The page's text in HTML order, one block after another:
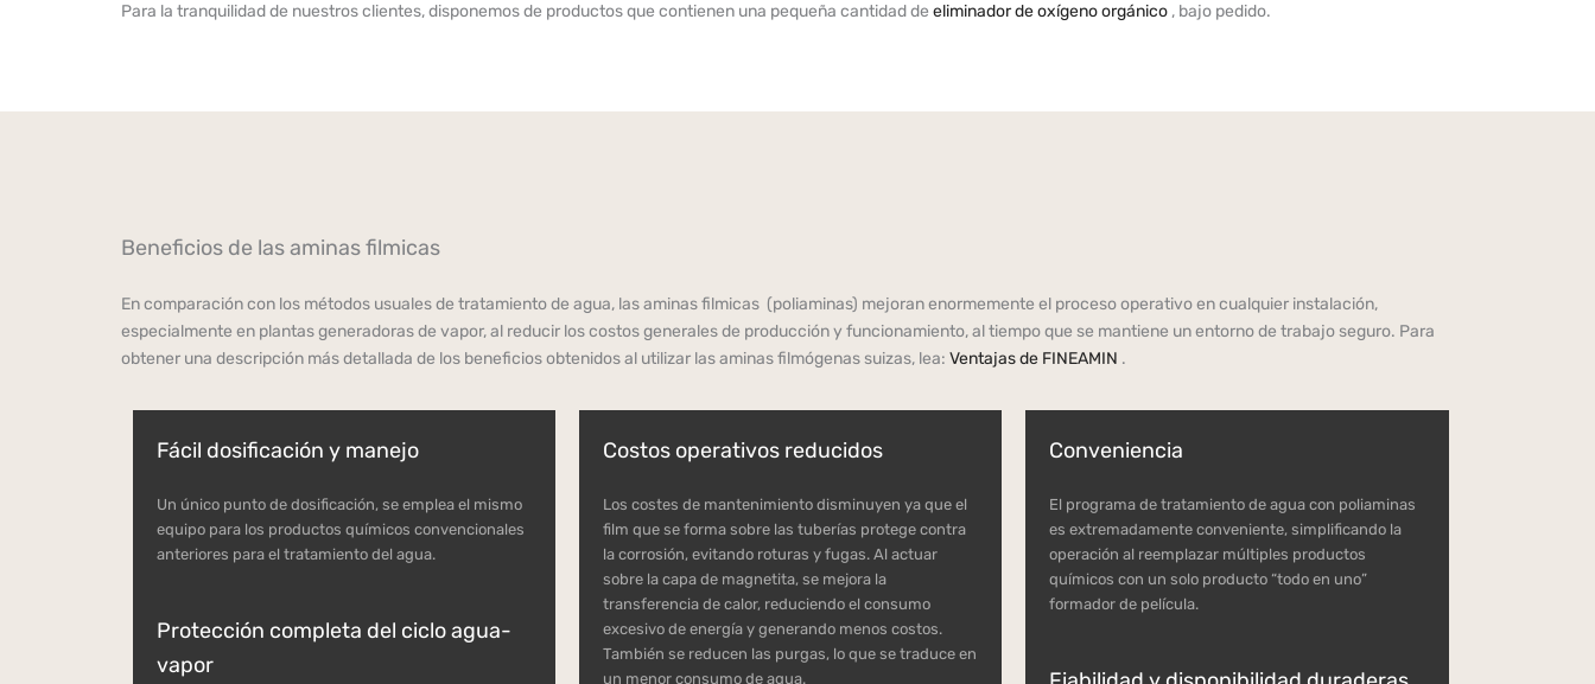
Para la tranquilidad de nuestros clientes, disponemos de productos que contienen una pequeña cantidad de eliminador de oxígeno orgánico , bajo pedido.
Beneficios de las aminas filmicas
En comparación con los métodos usuales de tratamiento de agua, las aminas filmicas (poliaminas) mejoran enormemente el proceso operativo en cualquier instalación,
especialmente en plantas generadoras de vapor, al reducir los costos generales de producción y funcionamiento, al tiempo que se mantiene un entorno de trabajo seguro. Para
obtener una descripción más detallada de los beneficios obtenidos al utilizar las aminas filmógenas suizas, lea: Ventajas de FINEAMIN .
Fácil dosificación y manejo
Un único punto de dosificación, se emplea el mismo
equipo para los productos químicos convencionales
anteriores para el tratamiento del agua.
Protección completa del ciclo agua-
vapor
Costos operativos reducidos
Los costes de mantenimiento disminuyen ya que el
film que se forma sobre las tuberías protege contra
la corrosión, evitando roturas y fugas. Al actuar
sobre la capa de magnetita, se mejora la
transferencia de calor, reduciendo el consumo
excesivo de energía y generando menos costos.
También se reducen las purgas, lo que se traduce en
un menor consumo de agua.
Conveniencia
El programa de tratamiento de agua con poliaminas
es extremadamente conveniente, simplificando la
operación al reemplazar múltiples productos
químicos con un solo producto “todo en uno”
formador de película.